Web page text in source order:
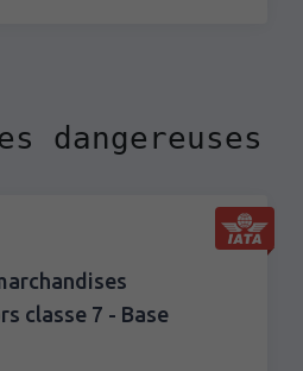
dangereuses
classe 7 - Base